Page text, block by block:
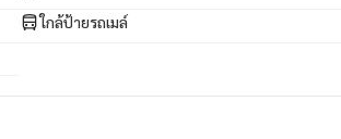
ใกล้ป้ายรถเมล์